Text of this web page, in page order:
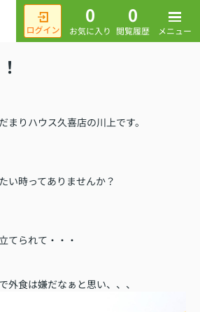
0
お気に入り
0
閲覧履歴 メニュー
まりハウス久喜店の川上です。
い時ってありませんか？
てられて・・・
外食は嫌だなぁと思い、、、